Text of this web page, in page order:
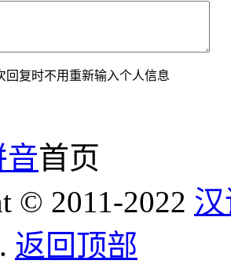
回复时不用重新输入个人信息
音首页
© 2011-2022
返回顶部